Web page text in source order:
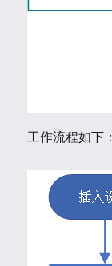
工作流程如下：